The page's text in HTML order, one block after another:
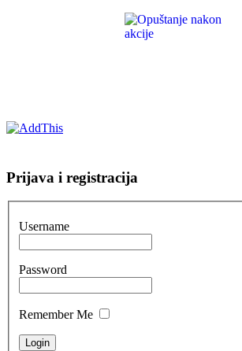
Prijava i registracija
Username
Password
Remember Me